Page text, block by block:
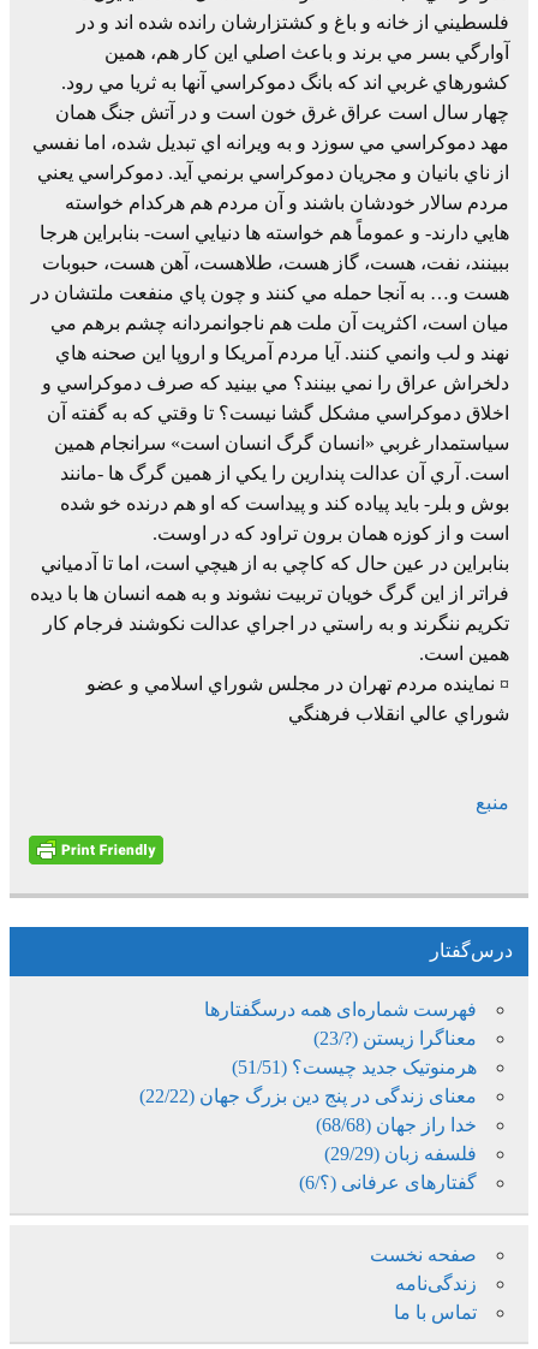
فلسطيني از خانه و باغ و كشتزارشان رانده شده اند و در
آوارگي بسر مي برند و باعث اصلي اين كار هم، همين
كشورهاي غربي اند كه بانگ دموكراسي آنها به ثريا مي رود.
چهار سال است عراق غرق خون است و در آتش جنگ همان
مهد دموكراسي مي سوزد و به ويرانه اي تبديل شده، اما نفسي
از ناي بانيان و مجريان دموكراسي برنمي آيد. دموكراسي يعني
مردم سالار خودشان باشند و آن مردم هم هركدام خواسته
هايي دارند- و عموماً هم خواسته ها دنيايي است- بنابراين هرجا
ببينند، نفت، هست، گاز هست، طلاهست، آهن هست، حبوبات
هست و… به آنجا حمله مي كنند و چون پاي منفعت ملتشان در
ميان است، اكثريت آن ملت هم ناجوانمردانه چشم برهم مي
نهند و لب وانمي كنند. آيا مردم آمريكا و اروپا اين صحنه هاي
دلخراش عراق را نمي بينند؟ مي بينيد كه صرف دموكراسي و
اخلاق دموكراسي مشكل گشا نيست؟ تا وقتي كه به گفته آن
سياستمدار غربي «انسان گرگ انسان است» سرانجام همين
است. آري آن عدالت پندارين را يكي از همين گرگ ها -مانند
بوش و بلر- بايد پياده كند و پيداست كه او هم درنده خو شده
است و از كوزه همان برون تراود كه در اوست.
بنابراين در عين حال كه كاچي به از هيچي است، اما تا آدمياني
فراتر از اين گرگ خويان تربيت نشوند و به همه انسان ها با ديده
تكريم ننگرند و به راستي در اجراي عدالت نكوشند فرجام كار
همين است.
¤ نماينده مردم تهران در مجلس شوراي اسلامي و عضو
شوراي عالي انقلاب فرهنگي
منبع
درس‌گفتار
فهرست شماره‌ای همه درسگفتارها
معناگرا زیستن (?/23)
هرمنوتیک جدید چیست؟ (51/51)
معنای زندگی در پنج دین بزرگ جهان (22/22)
خدا راز جهان (68/68)
فلسفه زبان (29/29)
گفتارهای عرفانی (؟/6)
صفحه نخست
زندگی‌نامه
تماس با ما